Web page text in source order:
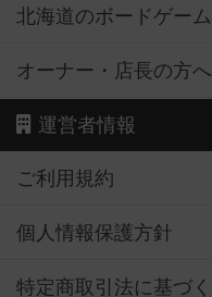
北海道のボードゲー
オーナー・店長の方へ
運営者情報
ご利用規約
個人情報保護方針
特定商取引法に基づ